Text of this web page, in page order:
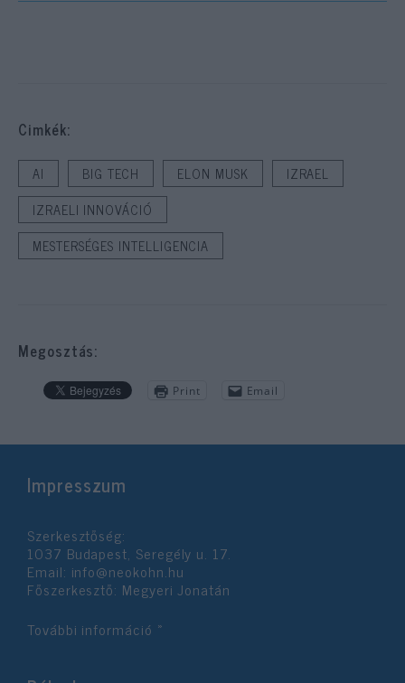
Cimkék:
AI BIG TECH ELON MUSK
IZRAEL
IZRAELI INNOVÁCIÓ
MESTERSÉGES INTELLIGENCIA
Megosztás:
Print Email
Impresszum
Szerkesztőség:
1037 Budapest, Seregély u. 17.
Email: info@neokohn.hu
Főszerkesztő: Megyeri Jonatán
További információ »